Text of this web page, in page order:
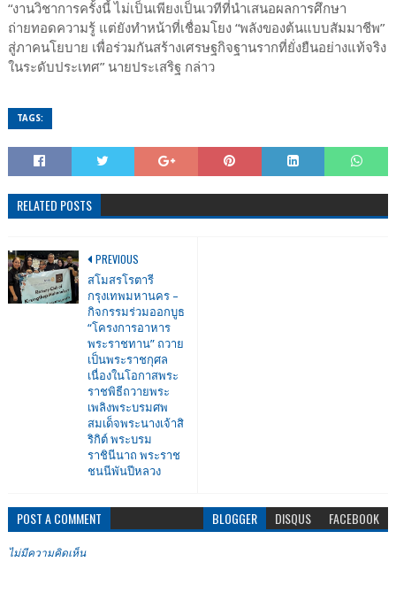
“งานวิชาการครั้งนี้ ไม่เป็นเพียงเป็นเวทีที่นำเสนอผลการศึกษา
ถ่ายทอดความรู้ แต่ยังทำหน้าที่เชื่อมโยง “พลังของต้นแบบสัมมาชีพ”
สู่ภาคนโยบาย เพื่อร่วมกันสร้างเศรษฐกิจฐานรากที่ยั่งยืนอย่างแท้จริง
ในระดับประเทศ” นายประเสริฐ กล่าว
TAGS:
RELATED POSTS
PREVIOUS
สโมสรโรตารี
กรุงเทพมหานคร –
กิจกรรมร่วมออกบูธ
“โครงการอาหาร
พระราชทาน” ถวาย
เป็นพระราชกุศล
เนื่องในโอกาสพระ
ราชพิธีถวายพระ
เพลิงพระบรมศพ
สมเด็จพระนางเจ้าสิ
ริกิต์ พระบรม
ราชินีนาถ พระราช
ชนนีพันปีหลวง
POST A COMMENT BLOGGER DISQUS FACEBOOK
ไม่มีความคิดเห็น